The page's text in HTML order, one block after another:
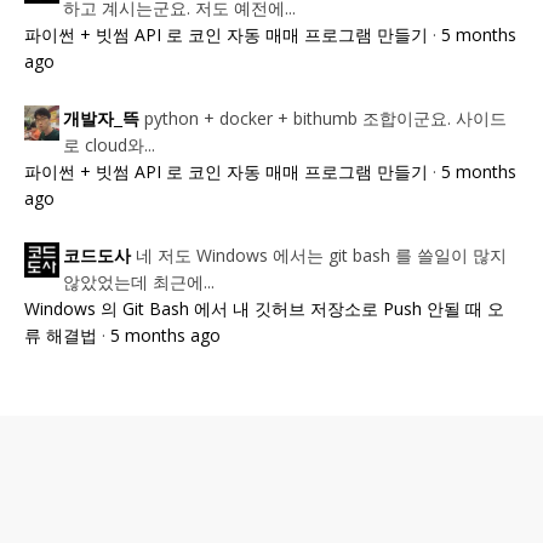
하고 계시는군요. 저도 예전에...
파이썬 + 빗썸 API 로 코인 자동 매매 프로그램 만들기 · 5 months
ago
개발자_뜩 python + docker + bithumb 조합이군요. 사이드
로 cloud와...
파이썬 + 빗썸 API 로 코인 자동 매매 프로그램 만들기 · 5 months
ago
코드도사 네 저도 Windows 에서는 git bash 를 쓸일이 많지
않았었는데 최근에...
Windows 의 Git Bash 에서 내 깃허브 저장소로 Push 안될 때 오
류 해결법 · 5 months ago